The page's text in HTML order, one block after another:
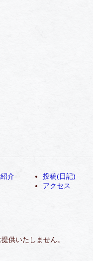
介
投稿(日記)
アクセス
供いたしません。